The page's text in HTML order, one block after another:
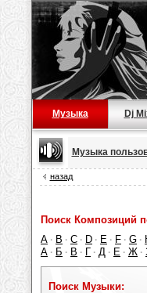
Музыка Dj
Музыка
назад
Поиск Композиций
A · B · C · D · E · F · G ·
А · Б · В · Г · Д · Е · Ж ·
Поиск Музыки: